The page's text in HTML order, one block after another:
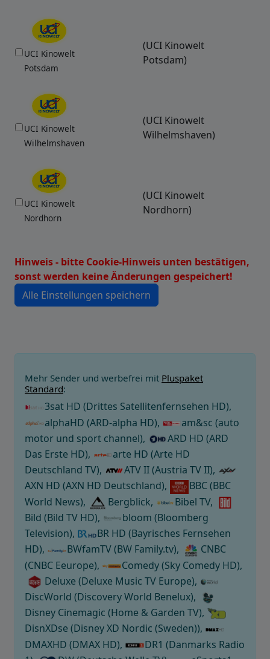
UCI Kinowelt
Potsdam
(UCI Kinowelt
Potsdam)
UCI Kinowelt
Wilhelmshaven
(UCI Kinowelt
Wilhelmshaven)
UCI Kinowelt
Nordhorn
(UCI Kinowelt
Nordhorn)
Hinweis - bitte Cookie-Hinweis unten bestätigen,
sonst werden keine Änderungen gespeichert!
Mehr Sender und werbefrei mit Pluspaket
Standard:
3sat HD (Drittes Satellitenfernsehen HD),
alphaHD (ARD-alpha HD),
am&sc (auto
motor und sport channel),
ARD HD (ARD
Das Erste HD),
arte HD (Arte HD
Deutschland TV),
ATV II (Austria TV II),
AXN HD (AXN HD Deutschland),
BBC (BBC
World News),
Bergblick,
Bibel TV,
Bild (Bild TV HD),
bloom (Bloomberg
Television),
BR HD (Bayrisches Fernsehen
HD),
BWfamTV (BW Family.tv),
CNBC
(CNBC Eeurope),
Comedy (Sky Comedy HD),
Deluxe (Deluxe Music TV Europe),
DiscWorld (Discovery World Benelux),
Disney Cinemagic (Home & Garden TV),
DisnXDse (Disney XD Nordic (Sweden)),
DMAXHD (DMAX HD),
DR1 (Danmarks Radio